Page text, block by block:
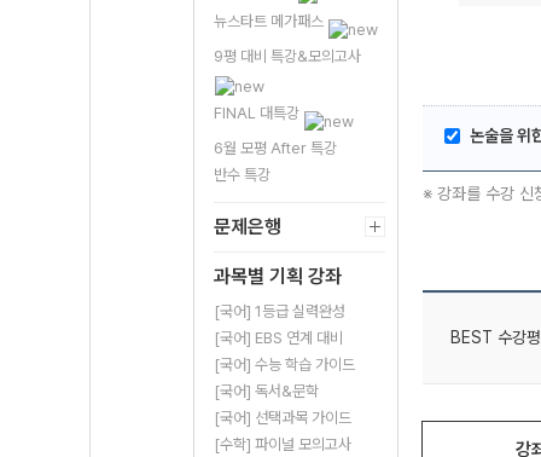
뉴스타트 메가패스
9평 대비 특강&모의고사
FINAL 대특강
6월 모평 After 특강
반수 특강
문제은행
과목별 기획 강좌
[국어] 1등급 실력완성
[국어] EBS 연계 대비
[국어] 수능 학습 가이드
[국어] 독서&문학
[국어] 선택과목 가이드
[수학] 파이널 모의고사
논술을 위
※ 강좌를 수강 신
BEST 수강평
강